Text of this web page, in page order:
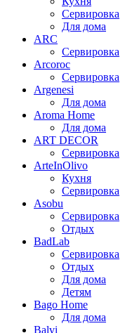
Сервировка
Для дома
ARC
Сервировка
Arcoroc
Сервировка
Argenesi
Для дома
Aroma Home
Для дома
ART DECOR
Сервировка
ArteInOlivo
Кухня
Сервировка
Asobu
Сервировка
Отдых
BadLab
Сервировка
Отдых
Для дома
Детям
Bago Home
Для дома
Balvi